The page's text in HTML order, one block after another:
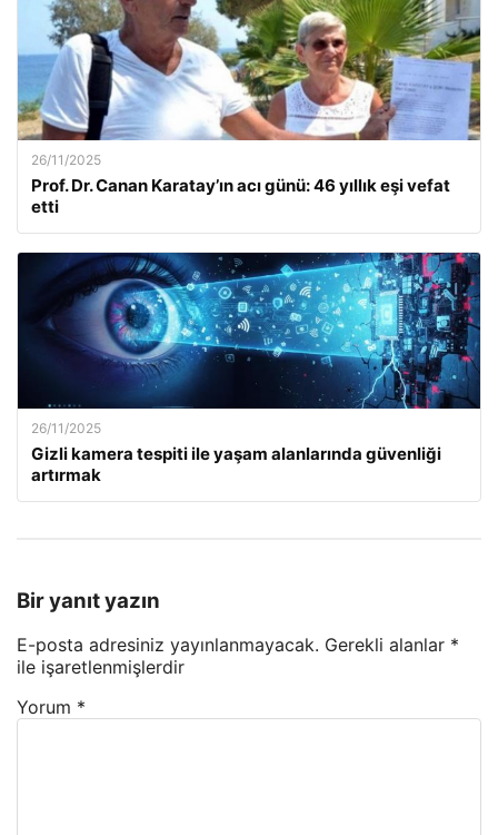
26/11/2025
Prof. Dr. Canan Karatay’ın acı günü: 46 yıllık eşi vefat
etti
26/11/2025
Gizli kamera tespiti ile yaşam alanlarında güvenliği
artırmak
Bir yanıt yazın
E-posta adresiniz yayınlanmayacak. Gerekli alanlar *
ile işaretlenmişlerdir
Yorum *